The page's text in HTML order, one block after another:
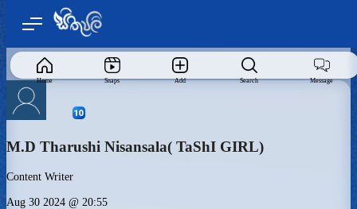
Home Snaps Add Search Message
M.D Tharushi Nisansala( TaShI GIRL)
Content Writer
Aug 30 2024 @ 20:55